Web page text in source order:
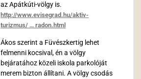
az Apátkúti-völgy is.
http://www.evisegrad.hu/aktiv-
turizmus/ … radon.html
Ákos szerint a Füvészkertig lehet
felmenni kocsival, én a völgy
bejáratához közeli iskola parkolóját
merem bizton állítani. A völgy csodás